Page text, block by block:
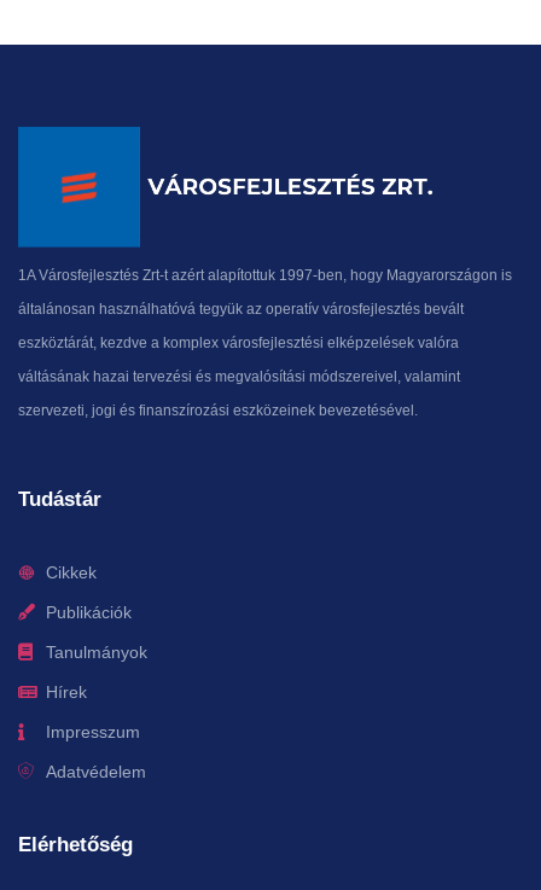
1A Városfejlesztés Zrt-t azért alapítottuk 1997-ben, hogy Magyarországon is
általánosan használhatóvá tegyük az operatív városfejlesztés bevált
eszköztárát, kezdve a komplex városfejlesztési elképzelések valóra
váltásának hazai tervezési és megvalósítási módszereivel, valamint
szervezeti, jogi és finanszírozási eszközeinek bevezetésével.
Tudástár
Cikkek
Publikációk
Tanulmányok
Hírek
Impresszum
Adatvédelem
Elérhetőség